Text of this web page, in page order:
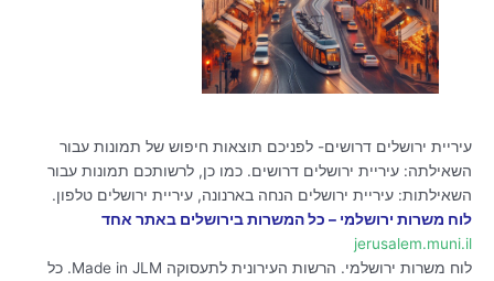
עיריית ירושלים דרושים- לפניכם תוצאות חיפוש של תמונות עבור
השאילתה: עיריית ירושלים דרושים. כמו כן, לרשותכם תמונות עבור
השאילתות: עיריית ירושלים הנחה בארנונה, עיריית ירושלים טלפון.
לוח משרות ירושלמי – כל המשרות בירושלים באתר אחד
jerusalem.muni.il
לוח משרות ירושלמי. הרשות העירונית לתעסוקה Made in JLM. כל